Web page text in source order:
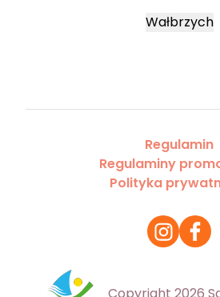
Wałbrzych
Regulamin
Regulaminy
Polityka